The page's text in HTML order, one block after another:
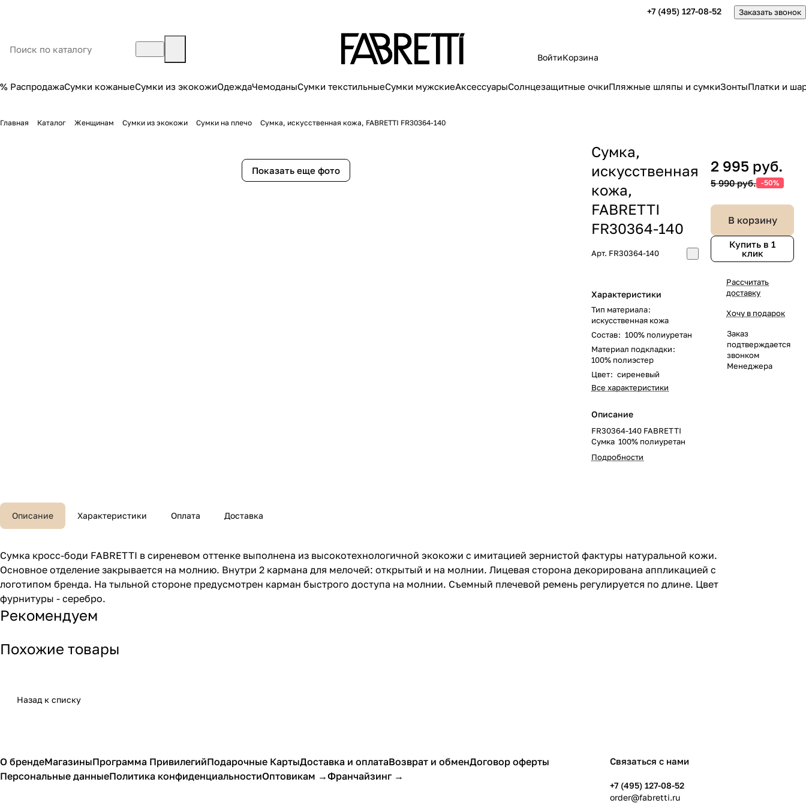
+7 (495) 127-08-52 Заказать звонок
ВойтиКорзина
% РаспродажаСумки кожаныеСумки из экокожиОдеждаЧемоданыСумки текстильныеСумки мужскиеАксессуарыСолнцезащитные очкиПляжные шляпы и сумкиЗонтыПлатки и
Главная Каталог Женщинам Сумки из экокожи Сумки на плечо Сумка, искусственная кожа, FABRETTI FR30364-140
Показать еще фото
Сумка,
искусственная
кожа,
FABRETTI
FR30364-140
Арт. FR30364-140
Характеристики
Тип материала:
искусственная кожа
Состав: 100% полиуретан
Материал подкладки:
100% полиэстер
Цвет: сиреневый
Все характеристики
Описание
FR30364-140 FABRETTI
Сумка 100% полиуретан
Подробности
2 995 руб.
5 990 руб. -50%
В корзину
Купить в 1
клик
Рассчитать
доставку
Хочу в подарок
Заказ
подтверждается
звонком
Менеджера
Описание Характеристики Оплата Доставка
Сумка кросс-боди FABRETTI в сиреневом оттенке выполнена из высокотехнологичной экокожи с имитацией зернистой фактуры натуральной кожи.
Основное отделение закрывается на молнию. Внутри 2 кармана для мелочей: открытый и на молнии. Лицевая сторона декорирована аппликацией с
логотипом бренда. На тыльной стороне предусмотрен карман быстрого доступа на молнии. Съемный плечевой ремень регулируется по длине. Цвет
фурнитуры - серебро.
Рекомендуем
Похожие товары
Назад к списку
О брендеМагазиныПрограмма ПривилегийПодарочные КартыДоставка и оплатаВозврат и обменДоговор оферты
Персональные данныеПолитика конфиденциальностиОптовикам →Франчайзинг →
Связаться с нами
+7 (495) 127-08-52
order@fabretti.ru